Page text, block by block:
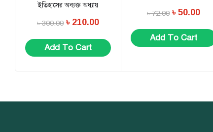
ইতিহাসের অব্যক্ত অধ্যায়
৳300.00 ৳ 210.00
Add To Cart
৳72.00 ৳ 50.00
Add To Cart